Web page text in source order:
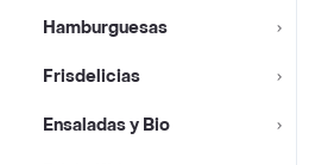
Hamburguesas
Frisdelicias
Ensaladas y Bio